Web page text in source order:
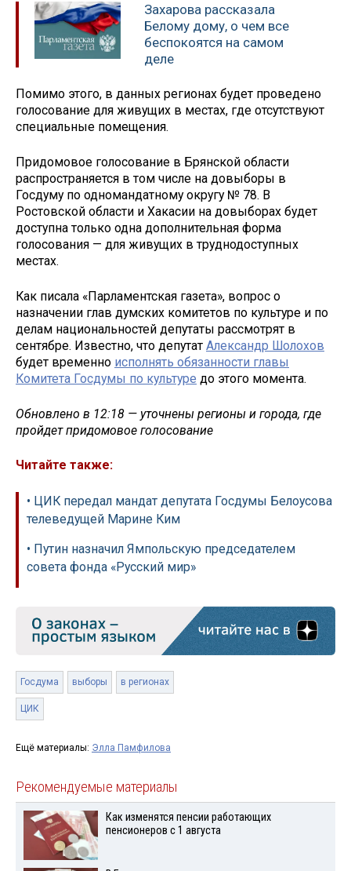
Захарова рассказала
Белому дому, о чем все
беспокоятся на самом
деле
Помимо этого, в данных регионах будет проведено
голосование для живущих в местах, где отсутствуют
специальные помещения.
Придомовое голосование в Брянской области
распространяется в том числе на довыборы в
Госдуму по одномандатному округу № 78. В
Ростовской области и Хакасии на довыборах будет
доступна только одна дополнительная форма
голосования — для живущих в труднодоступных
местах.
Как писала «Парламентская газета», вопрос о
назначении глав думских комитетов по культуре и по
делам национальностей депутаты рассмотрят в
сентябре. Известно, что депутат Александр Шолохов
будет временно исполнять обязанности главы
Комитета Госдумы по культуре до этого момента.
Обновлено в 12:18 — уточнены регионы и города, где
пройдет придомовое голосование
Читайте также:
• ЦИК передал мандат депутата Госдумы Белоусова
телеведущей Марине Ким
• Путин назначил Ямпольскую председателем
совета фонда «Русский мир»
Госдума выборы в регионах
ЦИК
Ещё материалы: Элла Памфилова
Рекомендуемые материалы
Как изменятся пенсии работающих
пенсионеров с 1 августа